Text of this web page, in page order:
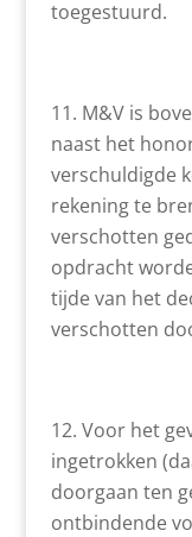
toegestuurd.
M&V is
naast het
verschuldigde
rekening te
verschotten
opdracht
tijde van het
verschotten
Voor het
ingetrokken
doorgaan ten
ontbindende